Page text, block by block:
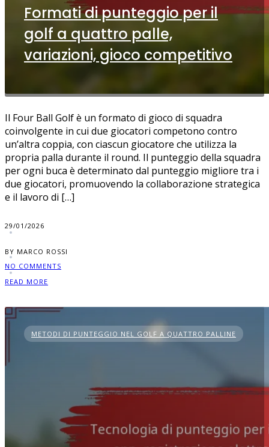
Formati di punteggio per il
golf a quattro palle,
variazioni, gioco competitivo
Il Four Ball Golf è un formato di gioco di squadra
coinvolgente in cui due giocatori competono contro
un’altra coppia, con ciascun giocatore che utilizza la
propria palla durante il round. Il punteggio della squadra
per ogni buca è determinato dal punteggio migliore tra i
due giocatori, promuovendo la collaborazione strategica
e il lavoro di […]
29/01/2026
BY MARCO ROSSI
NO COMMENTS
READ MORE
METODI DI PUNTEGGIO NEL GOLF A QUATTRO PALLINE